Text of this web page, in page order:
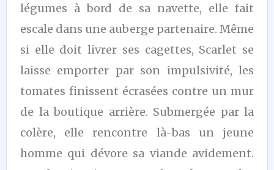
légumes à bord de sa navette, elle fait
escale dans une auberge partenaire. Même
si elle doit livrer ses cagettes, Scarlet se
laisse emporter par son impulsivité, les
tomates finissent écrasées contre un mur
de la boutique arrière. Submergée par la
colère, elle rencontre là-bas un jeune
homme qui dévore sa viande avidement.